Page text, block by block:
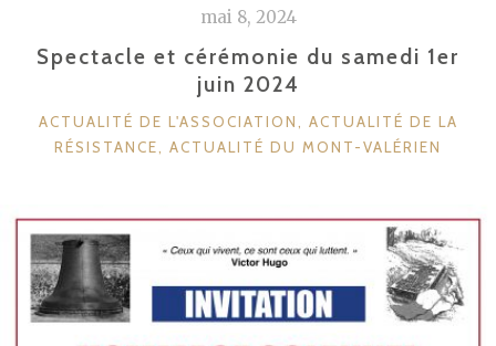
OCTOBRE
2025 »
mai 8, 2024
Spectacle et cérémonie du samedi 1er
juin 2024
CATÉGORIES
ACTUALITÉ DE L'ASSOCIATION
ACTUALITÉ DE LA
RÉSISTANCE
ACTUALITÉ DU MONT-VALÉRIEN